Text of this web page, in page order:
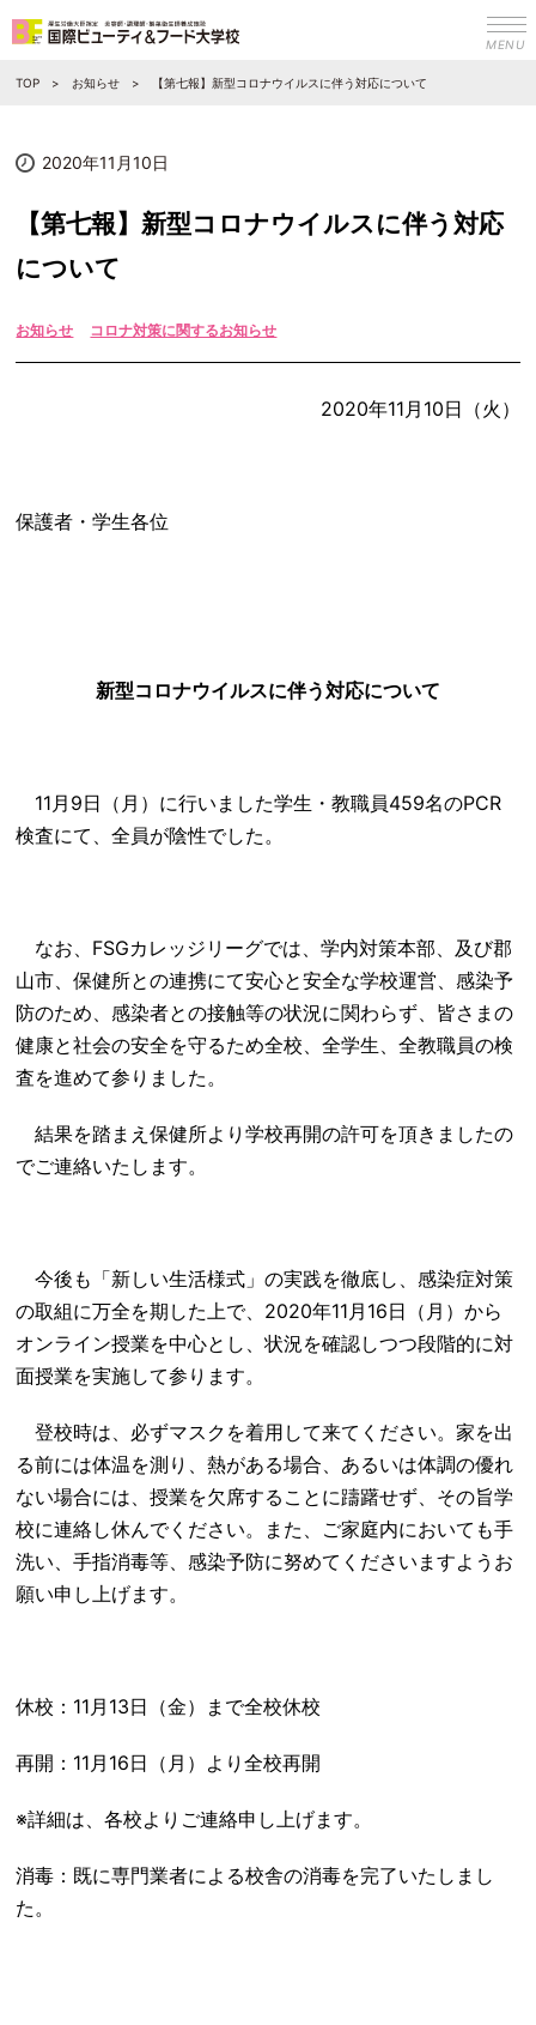
TOP お知らせ 【第七報】新型コロナウイルスに伴う対応について
2020年11月10日
【第七報】新型コロナウイルスに伴う対応
について
お知らせ コロナ対策に関するお知らせ
2020年11月10日（火）
保護者・学生各位
新型コロナウイルスに伴う対応について
11月9日（月）に行いました学生・教職員459名のPCR
検査にて、全員が陰性でした。
なお、FSGカレッジリーグでは、学内対策本部、及び郡
山市、保健所との連携にて安心と安全な学校運営、感染予
防のため、感染者との接触等の状況に関わらず、皆さまの
健康と社会の安全を守るため全校、全学生、全教職員の検
査を進めて参りました。
結果を踏まえ保健所より学校再開の許可を頂きましたの
でご連絡いたします。
今後も「新しい生活様式」の実践を徹底し、感染症対策
の取組に万全を期した上で、2020年11月16日（月）から
オンライン授業を中心とし、状況を確認しつつ段階的に対
面授業を実施して参ります。
登校時は、必ずマスクを着用して来てください。家を出
る前には体温を測り、熱がある場合、あるいは体調の優れ
ない場合には、授業を欠席することに躊躇せず、その旨学
校に連絡し休んでください。また、ご家庭内においても手
洗い、手指消毒等、感染予防に努めてくださいますようお
願い申し上げます。
休校：11月13日（金）まで全校休校
再開：11月16日（月）より全校再開
※詳細は、各校よりご連絡申し上げます。
消毒：既に専門業者による校舎の消毒を完了いたしまし
た。
MENU